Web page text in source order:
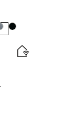
Spalva: